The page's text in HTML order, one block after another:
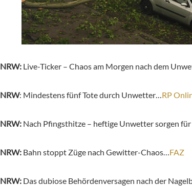
NRW: Live-Ticker – Chaos am Morgen nach dem
NRW: Mindestens fünf Tote durch Unwetter… RP
NRW: Nach Pfingsthitze – heftige Unwetter sorgen für
NRW: Bahn stoppt Züge nach Gewitter-Chaos… FAZ
NRW: Das dubiose Behördenversagen nach der